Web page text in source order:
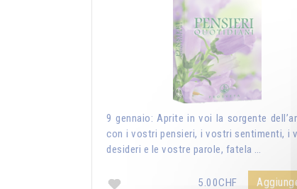
9 gennaio: Aprite in voi la sorgente
con i vostri pensieri, i vostri sentimenti, i
desideri e le vostre parole, fatela …
5.00CHF